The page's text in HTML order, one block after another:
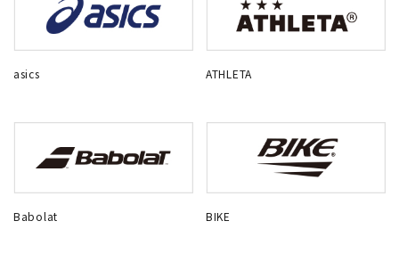
asics ATHLETA
Babolat BIKE